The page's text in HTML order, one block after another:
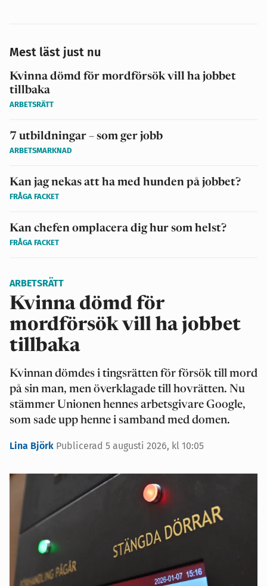
Mest läst just nu
Kvinna dömd för mordförsök vill ha jobbet
tillbaka
ARBETSRÄTT
7 utbildningar – som ger jobb
ARBETSMARKNAD
Kan jag nekas att ha med hunden på jobbet?
FRÅGA FACKET
Kan chefen omplacera dig hur som helst?
FRÅGA FACKET
ARBETSRÄTT
Kvinna dömd för
mordförsök vill ha jobbet
tillbaka
Kvinnan dömdes i tingsrätten för försök till mord
på sin man, men överklagade till hovrätten. Nu
stämmer Unionen hennes arbetsgivare Google,
som sade upp henne i samband med domen.
Lina Björk Publicerad 5 augusti 2026, kl 10:05